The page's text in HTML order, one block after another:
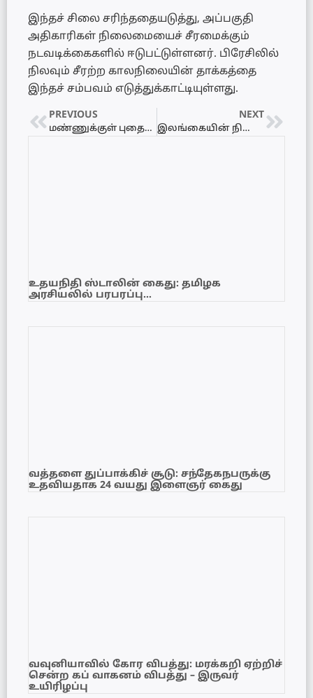
இந்தச் சிலை சரிந்ததையடுத்து, அப்பகுதி
அதிகாரிகள் நிலைமையைச் சீரமைக்கும்
நடவடிக்கைகளில் ஈடுபட்டுள்ளனர். பிரேசிலில்
நிலவும் சீரற்ற காலநிலையின் தாக்கத்தை
இந்தச் சம்பவம் எடுத்துக்காட்டியுள்ளது.
PREVIOUS
மண்ணுக்குள் புதையுண்ட பேருந்துகள் வெற்றிகரமாக மீட்கப்பட்டன
NEXT
இலங்கையின் நிவாரணப் பணிகளுக்கு இந்தியா மீண்டும் வழங்கியுள்ள அத்தியாவசிய மருந்துகள்
உதயநிதி ஸ்டாலின் கைது: தமிழக
அரசியலில் பரபரப்பு…
வத்தளை துப்பாக்கிச் சூடு: சந்தேகநபருக்கு
உதவியதாக 24 வயது இளைஞர் கைது
வவுனியாவில் கோர விபத்து: மரக்கறி ஏற்றிச்
சென்ற கப் வாகனம் விபத்து – இருவர்
உயிரிழப்பு